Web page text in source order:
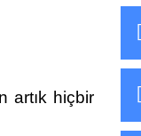
artık hiçbir